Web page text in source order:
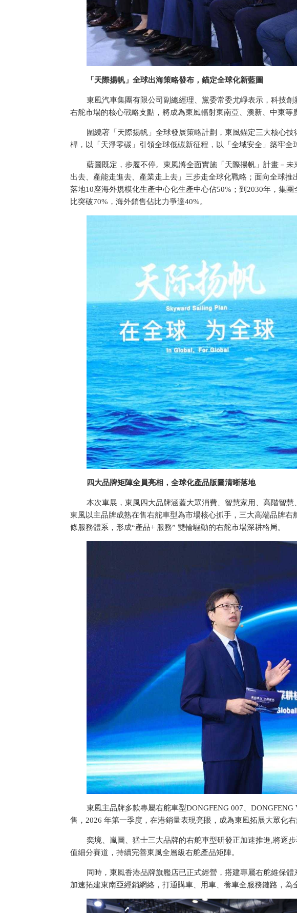
「天際揚帆」全球出海策略發布，錨定全球化新藍圖
東風汽車集團有限公司副總經理、黨委常委尤崢表示，科技
右舵市場的核心戰略支點，將成為東風輻射東南亞、澳新、中東等
圍繞著「天際揚帆」全球發展策略計劃，東風錨定三大核心
桿，以「天淨零碳」引領全球低碳新征程，以「全域安全」築牢全
藍圖既定，步履不停。東風將全面實施「天際揚帆」計畫－
出去、產能走進去、產業走上去」三步走全球化戰略；面向全球推
落地10座海外規模化生產中心化生產中心佔50%；到2030年，集
比突破70%，海外銷售佔比力爭達40%。
四大品牌矩陣全員亮相，全球化產品版圖清晰落地
本次車展，東風四大品牌涵蓋大眾消費、智慧家用、高階智慧
東風以主品牌成熟在售右舵車型為市場核心抓手，三大高端品牌
條服務體系，形成“產品+ 服務” 雙輪驅動的右舵市場深耕格局。
東風主品牌多款專屬右舵車型DONGFENG 007、
售，2026 年第一季度，在港銷量表現亮眼，成為東風拓展大眾化右
奕境、嵐圖、猛士三大品牌的右舵車型研發正加速推進,將逐
值細分賽道，持續完善東風全層級右舵產品矩陣。
同時，東風香港品牌旗艦店已正式經營，搭建專屬右舵維保
加速拓建東南亞經銷網絡，打通購車、用車、養車全服務鏈路，為